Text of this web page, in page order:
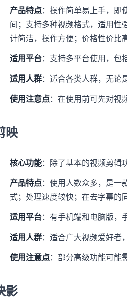
产品特点：操作简单易上手，即
间；支持多种视频格式，适用性
计简洁，操作方便；价格性价比
适用平台：支持多平台使用，包
适用人群：适合各类人群，无论
使用注意点：在使用前可先对视
映
核心功能：除了基本的视频剪辑
产品特点：使用人数众多，是一
式；处理速度较快；在去字幕的
适用平台：有手机端和电脑版
适用人群：适合广大视频爱好者
使用注意点：部分高级功能可能
影